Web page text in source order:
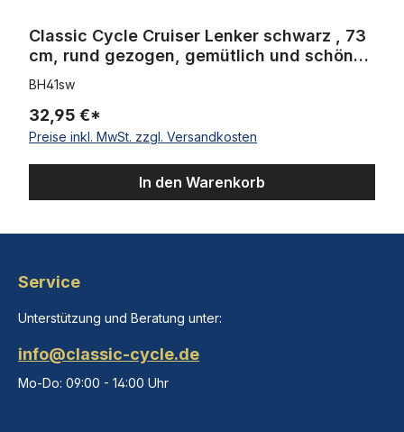
Classic Cycle Cruiser Lenker schwarz , 73
cm, rund gezogen, gemütlich und schön
cool!!
BH41sw
32,95 €*
Preise inkl. MwSt. zzgl. Versandkosten
In den Warenkorb
Service
Unterstützung und Beratung unter:
info@classic-cycle.de
Mo-Do: 09:00 - 14:00 Uhr